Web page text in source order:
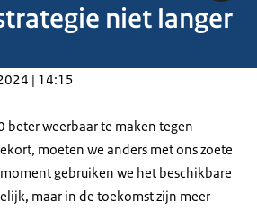
niet langer
| 14:15
beter weerbaar te maken tegen
moeten we anders met ons zoete
gebruiken we het beschikbare
maar in de toekomst zijn meer